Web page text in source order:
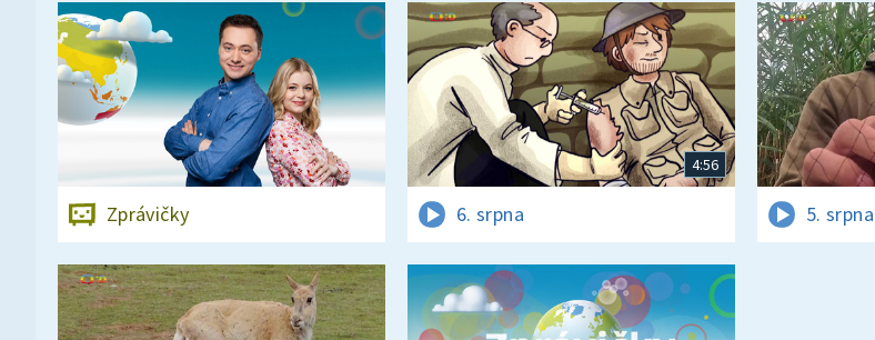
Zprávičky
4:56
6. srpna 5. srpna